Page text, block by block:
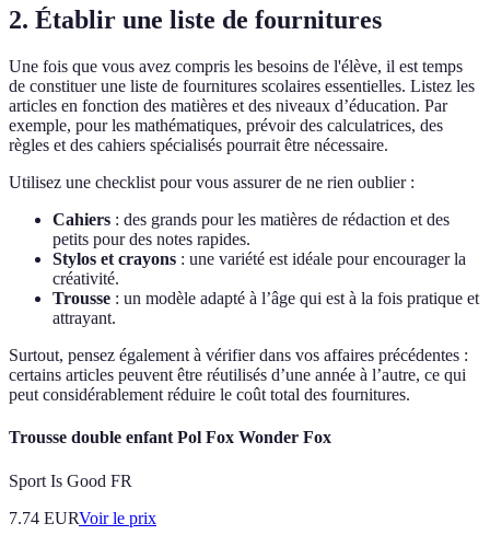
2. Établir une liste de fournitures
Une fois que vous avez compris les besoins de l'élève, il est temps
de constituer une liste de fournitures scolaires essentielles. Listez les
articles en fonction des matières et des niveaux d’éducation. Par
exemple, pour les mathématiques, prévoir des calculatrices, des
règles et des cahiers spécialisés pourrait être nécessaire.
Utilisez une checklist pour vous assurer de ne rien oublier :
Cahiers : des grands pour les matières de rédaction et des
petits pour des notes rapides.
Stylos et crayons : une variété est idéale pour encourager la
créativité.
Trousse : un modèle adapté à l’âge qui est à la fois pratique et
attrayant.
Surtout, pensez également à vérifier dans vos affaires précédentes :
certains articles peuvent être réutilisés d’une année à l’autre, ce qui
peut considérablement réduire le coût total des fournitures.
Trousse double enfant Pol Fox Wonder Fox
Sport Is Good FR
7.74 EURVoir le prix